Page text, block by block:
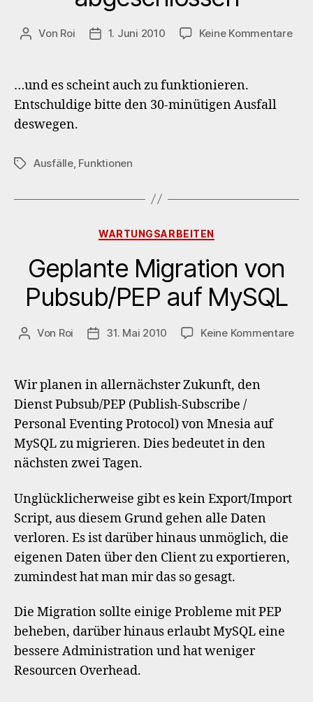
Beitragsautor
Von Roi Veröffentlichungsdatum
1. Juni 2010 Keine Kommentarezu
…und es scheint auch zu funktionieren.
Entschuldige bitte den 30-minütigen Ausfall
deswegen.
Schlagwörter
Ausfälle, Funktionen
Kategorien
WARTUNGSARBEITEN
Geplante Migration von
Pubsub/PEP auf MySQL
Beitragsautor
Von Roi Veröffentlichungsdatum
31. Mai 2010 Keine Kommentarezu
Wir planen in allernächster Zukunft, den
Dienst Pubsub/PEP (Publish-Subscribe /
Personal Eventing Protocol) von Mnesia auf
MySQL zu migrieren. Dies bedeutet in den
nächsten zwei Tagen.
Unglücklicherweise gibt es kein Export/Import
Script, aus diesem Grund gehen alle Daten
verloren. Es ist darüber hinaus unmöglich, die
eigenen Daten über den Client zu exportieren,
zumindest hat man mir das so gesagt.
Die Migration sollte einige Probleme mit PEP
beheben, darüber hinaus erlaubt MySQL eine
bessere Administration und hat weniger
Resourcen Overhead.